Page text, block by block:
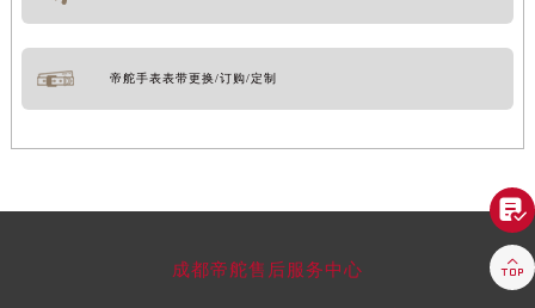
帝舵手表表带更换/订购/定制
成都帝舵售后服务中心

